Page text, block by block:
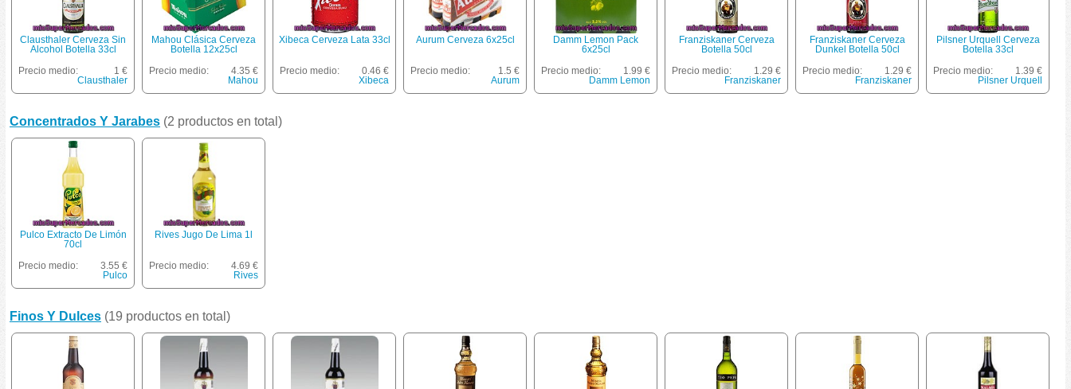
Clausthaler Cerveza Sin
Alcohol Botella 33cl
Precio medio:
1 €
Clausthaler
Mahou Clásica Cerveza
Botella 12x25cl
Precio medio:
4.35 €
Mahou
Xibeca Cerveza Lata 33cl
Precio medio:
0.46 €
Xibeca
Aurum Cerveza 6x25cl
Precio medio:
1.5 €
Aurum
Damm Lemon Pack
6x25cl
Precio medio:
1.99 €
Damm Lemon
Franziskaner Cerveza
Botella 50cl
Precio medio:
1.29 €
Franziskaner
Franziskaner Cerveza
Dunkel Botella 50cl
Precio medio:
1.29 €
Franziskaner
Pilsner Urquell Cerveza
Botella 33cl
Precio medio:
1.39 €
Pilsner Urquell
Concentrados Y Jarabes (2 productos en total)
Pulco Extracto De Limón
70cl
Precio medio:
3.55 €
Pulco
Rives Jugo De Lima 1l
Precio medio:
4.69 €
Rives
Finos Y Dulces (19 productos en total)